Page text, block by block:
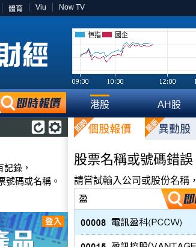
體育 Viu Now TV
恒指 國企
港股 AH股
錄，
號碼或名稱。
股票名稱或號碼錯誤
請嘗試輸入公司或股份名稱